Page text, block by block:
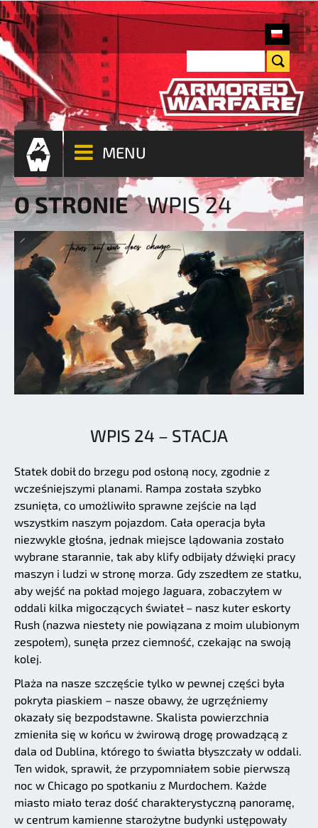
MENU
O STRONIE WPIS 24
WPIS 24 – STACJA
Statek dobił do brzegu pod osłoną nocy, zgodnie z
wcześniejszymi planami. Rampa została szybko
zsunięta, co umożliwiło sprawne zejście na ląd
wszystkim naszym pojazdom. Cała operacja była
niezwykle głośna, jednak miejsce lądowania zostało
wybrane starannie, tak aby klify odbijały dźwięki pracy
maszyn i ludzi w stronę morza. Gdy zszedłem ze statku,
aby wejść na pokład mojego Jaguara, zobaczyłem w
oddali kilka migoczących świateł – nasz kuter eskorty
Rush (nazwa niestety nie powiązana z moim ulubionym
zespołem), sunęła przez ciemność, czekając na swoją
kolej.
Plaża na nasze szczęście tylko w pewnej części była
pokryta piaskiem – nasze obawy, że ugrzęźniemy
okazały się bezpodstawne. Skalista powierzchnia
zmieniła się w końcu w żwirową drogę prowadzącą z
dala od Dublina, którego to światła błyszczały w oddali.
Ten widok, sprawił, że przypomniałem sobie pierwszą
noc w Chicago po spotkaniu z Murdochem. Każde
miasto miało teraz dość charakterystyczną panoramę,
w centrum kamienne starożytne budynki ustępowały